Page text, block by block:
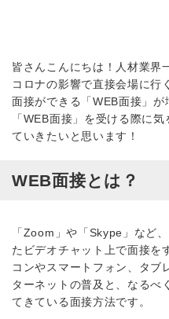
皆さんこんにちは！人材業界
コロナの影響で直接会場に行
面接ができる「WEB面接」
「WEB面接」を受ける際に
ていきたいと思います！
WEB面接とは？
「Zoom」や「Skype」など
たビデオチャット上で面接を
コンやスマートフォン、タブ
ターネットの普及と、なるべ
てきている面接方法です。